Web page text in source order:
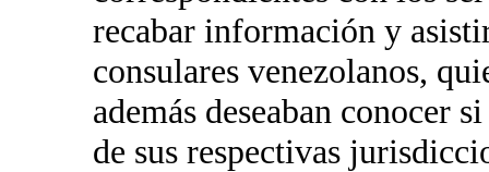
recabar información y
consulares venezolanos,
además deseaban conocer
de sus respectivas